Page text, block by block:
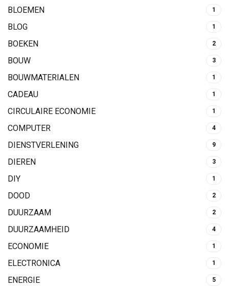
BLOEMEN 1
BLOG 1
BOEKEN 2
BOUW 3
BOUWMATERIALEN 1
CADEAU 1
CIRCULAIRE ECONOMIE 1
COMPUTER 4
DIENSTVERLENING 9
DIEREN 3
DIY 1
DOOD 2
DUURZAAM 2
DUURZAAMHEID 4
ECONOMIE 1
ELECTRONICA 1
ENERGIE 5